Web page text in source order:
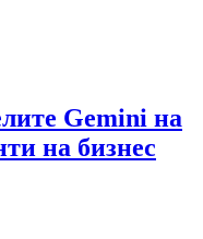
Gemini на
на бизнес